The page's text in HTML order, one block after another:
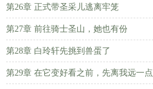
第26章 正式带圣采儿逃离牢笼
第27章 前往骑士圣山，她也有份
第28章 白玲轩先挑到兽蛋了
第29章 在它变好看之前，先离我远一点